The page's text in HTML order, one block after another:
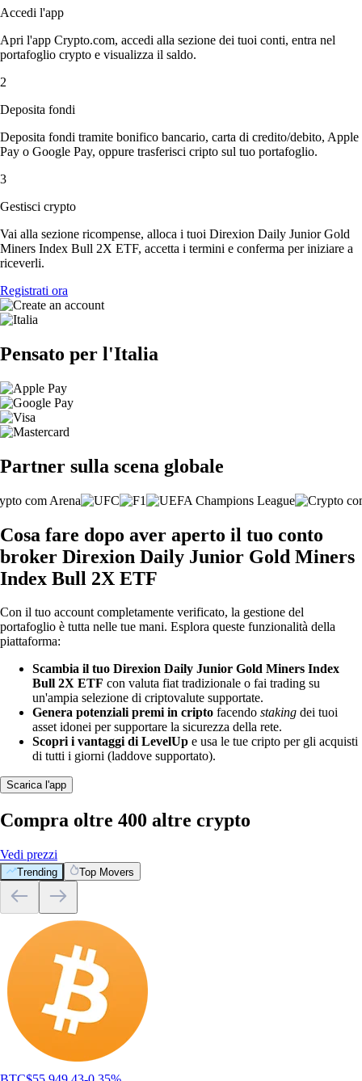
Accedi l'app
Apri l'app Crypto.com, accedi alla sezione dei tuoi conti, entra nel
portafoglio crypto e visualizza il saldo.
2
Deposita fondi
Deposita fondi tramite bonifico bancario, carta di credito/debito, Apple
Pay o Google Pay, oppure trasferisci cripto sul tuo portafoglio.
3
Gestisci crypto
Vai alla sezione ricompense, alloca i tuoi Direxion Daily Junior Gold
Miners Index Bull 2X ETF, accetta i termini e conferma per iniziare a
riceverli.
Registrati ora
Pensato per l'Italia
Partner sulla scena globale
Cosa fare dopo aver aperto il tuo conto
broker Direxion Daily Junior Gold Miners
Index Bull 2X ETF
Con il tuo account completamente verificato, la gestione del
portafoglio è tutta nelle tue mani. Esplora queste funzionalità della
piattaforma:
Scambia il tuo Direxion Daily Junior Gold Miners Index
Bull 2X ETF con valuta fiat tradizionale o fai trading su
un'ampia selezione di criptovalute supportate.
Genera potenziali premi in cripto facendo staking dei tuoi
asset idonei per supportare la sicurezza della rete.
Scopri i vantaggi di LevelUp e usa le tue cripto per gli acquisti
di tutti i giorni (laddove supportato).
Scarica l'app
Compra oltre 400 altre crypto
Vedi prezzi
Trending Top Movers